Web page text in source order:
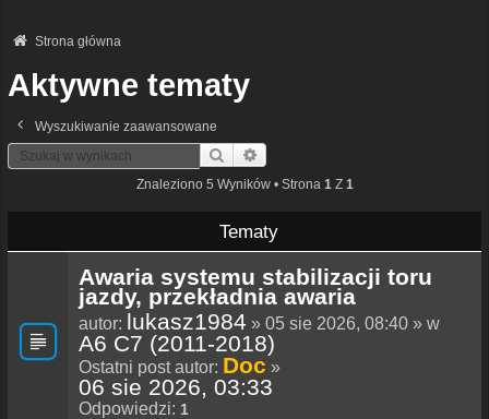
Strona główna
Aktywne tematy
Wyszukiwanie zaawansowane
Szukaj
Znaleziono 5 Wyników • Strona 1 Z 1
Tematy
Awaria systemu stabilizacji toru
jazdy, przekładnia awaria
autor: lukasz1984 » 05 sie 2026, 08:40 » w
A6 C7 (2011-2018)
Ostatni post autor: Doc »
06 sie 2026, 03:33
Odpowiedzi: 1